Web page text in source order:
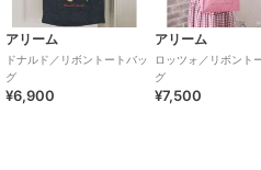
アリーム
ドナルド／リボントートバッ
グ
¥6,900
アリーム
ロッツォ／リボント
グ
¥7,500